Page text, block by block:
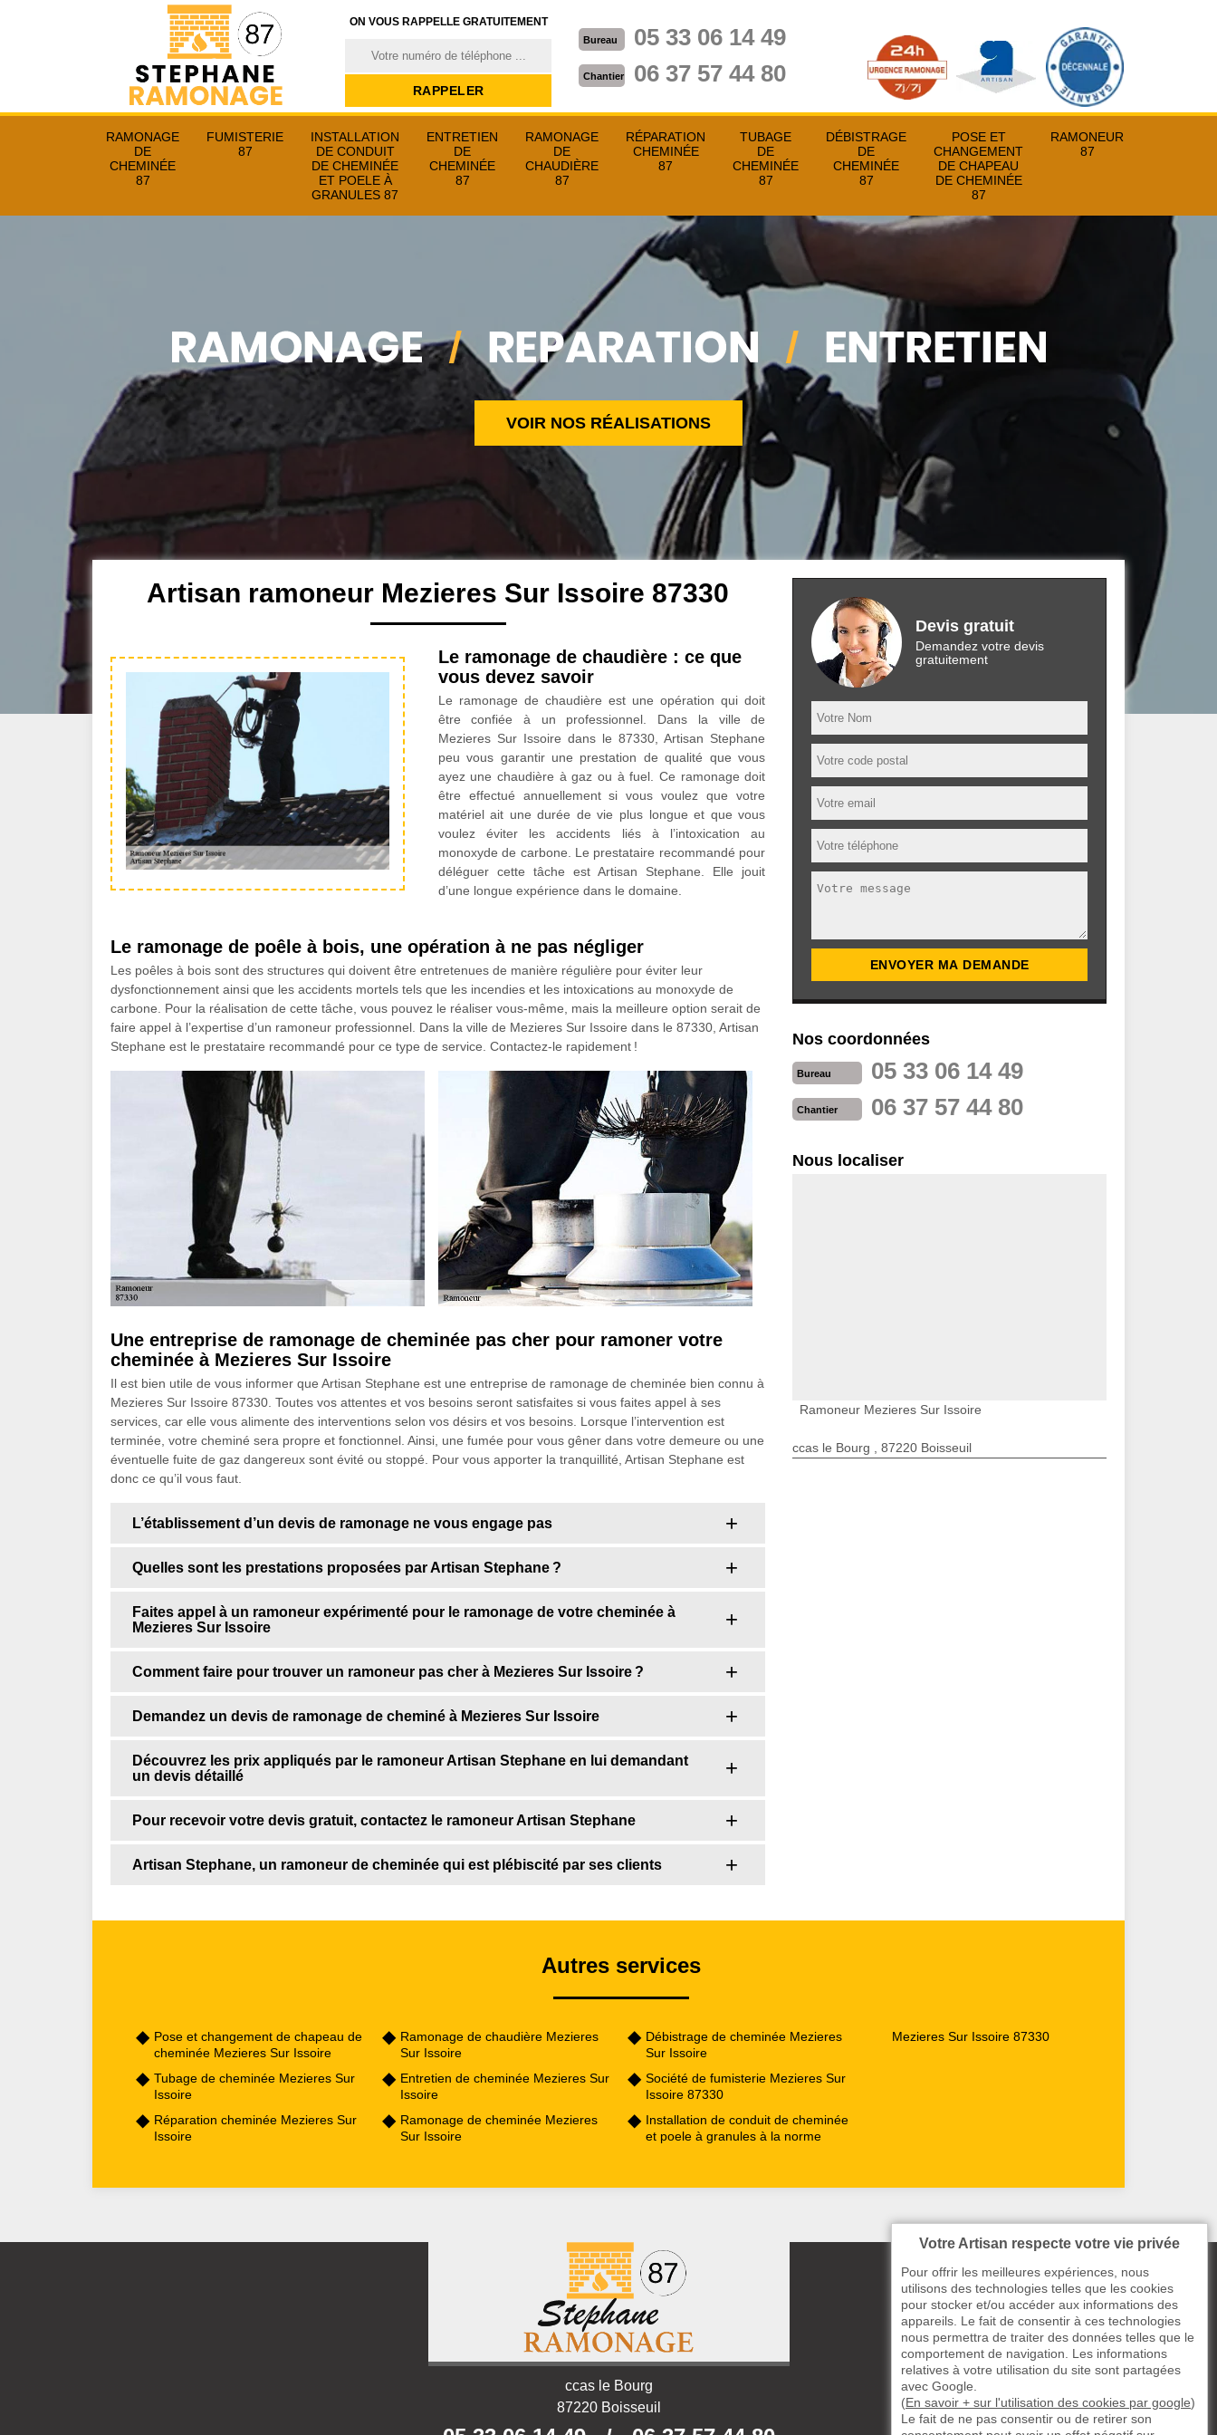
ON VOUS RAPPELLE GRATUITEMENT
Bureau 05 33 06 14 49
Chantier 06 37 57 44 80
RAMONAGE
DE
CHEMINÉE
87
FUMISTERIE
87
INSTALLATION
DE CONDUIT
DE CHEMINÉE
ET POELE À
GRANULES 87
ENTRETIEN
DE
CHEMINÉE
87
RAMONAGE
DE
CHAUDIÈRE
87
RÉPARATION
CHEMINÉE
87
TUBAGE
DE
CHEMINÉE
87
DÉBISTRAGE
DE
CHEMINÉE
87
POSE ET
CHANGEMENT
DE CHAPEAU
DE CHEMINÉE
87
RAMONEUR
87
VOIR NOS RÉALISATIONS
Artisan ramoneur Mezieres Sur Issoire 87330
Le ramonage de chaudière : ce que
vous devez savoir
Le ramonage de chaudière est une opération qui doit
être confiée à un professionnel. Dans la ville de
Mezieres Sur Issoire dans le 87330, Artisan Stephane
peu vous garantir une prestation de qualité que vous
ayez une chaudière à gaz ou à fuel. Ce ramonage doit
être effectué annuellement si vous voulez que votre
matériel ait une durée de vie plus longue et que vous
voulez éviter les accidents liés à l’intoxication au
monoxyde de carbone. Le prestataire recommandé pour
déléguer cette tâche est Artisan Stephane. Elle jouit
d’une longue expérience dans le domaine.
Le ramonage de poêle à bois, une opération à ne pas négliger
Les poêles à bois sont des structures qui doivent être entretenues de manière régulière pour éviter leur
dysfonctionnement ainsi que les accidents mortels tels que les incendies et les intoxications au monoxyde de
carbone. Pour la réalisation de cette tâche, vous pouvez le réaliser vous-même, mais la meilleure option serait de
faire appel à l’expertise d’un ramoneur professionnel. Dans la ville de Mezieres Sur Issoire dans le 87330, Artisan
Stephane est le prestataire recommandé pour ce type de service. Contactez-le rapidement !
Une entreprise de ramonage de cheminée pas cher pour ramoner votre
cheminée à Mezieres Sur Issoire
Il est bien utile de vous informer que Artisan Stephane est une entreprise de ramonage de cheminée bien connu à
Mezieres Sur Issoire 87330. Toutes vos attentes et vos besoins seront satisfaites si vous faites appel à ses
services, car elle vous alimente des interventions selon vos désirs et vos besoins. Lorsque l’intervention est
terminée, votre cheminé sera propre et fonctionnel. Ainsi, une fumée pour vous gêner dans votre demeure ou une
éventuelle fuite de gaz dangereux sont évité ou stoppé. Pour vous apporter la tranquillité, Artisan Stephane est
donc ce qu’il vous faut.
L’établissement d’un devis de ramonage ne vous engage pas
Quelles sont les prestations proposées par Artisan Stephane ?
Faites appel à un ramoneur expérimenté pour le ramonage de votre cheminée à
Mezieres Sur Issoire
Comment faire pour trouver un ramoneur pas cher à Mezieres Sur Issoire ?
Demandez un devis de ramonage de cheminé à Mezieres Sur Issoire
Découvrez les prix appliqués par le ramoneur Artisan Stephane en lui demandant
un devis détaillé
Pour recevoir votre devis gratuit, contactez le ramoneur Artisan Stephane
Artisan Stephane, un ramoneur de cheminée qui est plébiscité par ses clients
Devis gratuit
Demandez votre devis
gratuitement
Nos coordonnées
Bureau 05 33 06 14 49
Chantier 06 37 57 44 80
Nous localiser
Ramoneur Mezieres Sur Issoire
ccas le Bourg , 87220 Boisseuil
Autres services
Pose et changement de chapeau de
cheminée Mezieres Sur Issoire
Tubage de cheminée Mezieres Sur
Issoire
Réparation cheminée Mezieres Sur
Issoire
Ramonage de chaudière Mezieres
Sur Issoire
Entretien de cheminée Mezieres Sur
Issoire
Ramonage de cheminée Mezieres
Sur Issoire
Débistrage de cheminée Mezieres
Sur Issoire
Société de fumisterie Mezieres Sur
Issoire 87330
Installation de conduit de cheminée
et poele à granules à la norme
Mezieres Sur Issoire 87330
ccas le Bourg
87220 Boisseuil
Votre Artisan respecte votre vie privée
Pour offrir les meilleures expériences, nous
utilisons des technologies telles que les cookies
pour stocker et/ou accéder aux informations des
appareils. Le fait de consentir à ces technologies
nous permettra de traiter des données telles que le
comportement de navigation. Les informations
relatives à votre utilisation du site sont partagées
avec Google.
(En savoir + sur l'utilisation des cookies par google)
Le fait de ne pas consentir ou de retirer son